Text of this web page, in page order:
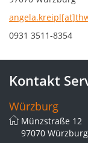
0931 3511-8354
Kontakt
Würzburg
Münzstraße 12
97070 Würzburg